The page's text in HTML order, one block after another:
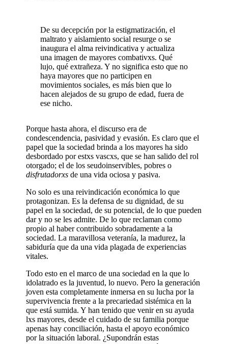
De su decepción por la estigmatización, el
maltrato y aislamiento social resurge o se
inaugura el alma reivindicativa y actualiza
una imagen de mayores combativxs. Qué
lujo, qué extrañeza. Y no significa esto que no
haya mayores que no participen en
movimientos sociales, es más bien que lo
hacen alejados de su grupo de edad, fuera de
ese nicho.
Porque hasta ahora, el discurso era de
condescendencia, pasividad y evasión. Es claro que el
papel que la sociedad brinda a los mayores ha sido
desbordado por estxs vascxs, que se han salido del rol
otorgado; el de los seudoinservibles, pobres o
disfrutadorxsde una vida ociosa y pasiva.
No solo es una reivindicación económica lo que
protagonizan. Es la defensa de su dignidad, de su
papel en la sociedad, de su potencial, de lo que pueden
dar y no se les admite. De lo que reclaman como
propio al haber contribuido sobradamente a la
sociedad. La maravillosa veteranía, la madurez, la
sabiduría que da una vida plagada de experiencias
vitales.
Todo esto en el marco de una sociedad en la que lo
idolatrado es la juventud, lo nuevo. Pero la generación
joven esta completamente inmersa en su lucha por la
supervivencia frente a la precariedad sistémica en la
que está sumida. Y han tenido que venir en su ayuda
lxs mayores, desde el cuidado de su familia porque
apenas hay conciliación, hasta el apoyo económico
por la situación laboral. ¿Supondrán estas